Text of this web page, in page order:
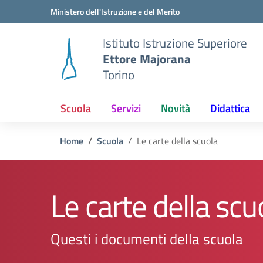
Vai ai contenuti
Vai al menu di navigazioneMinistero dell'Istruzione e del Merito
Istituto Istruzione Superiore
Ettore Majorana
Torino
Scuola Servizi Novità Didattica
Home Scuola Le carte della scuola
Le carte della
Questi i documenti della scuola